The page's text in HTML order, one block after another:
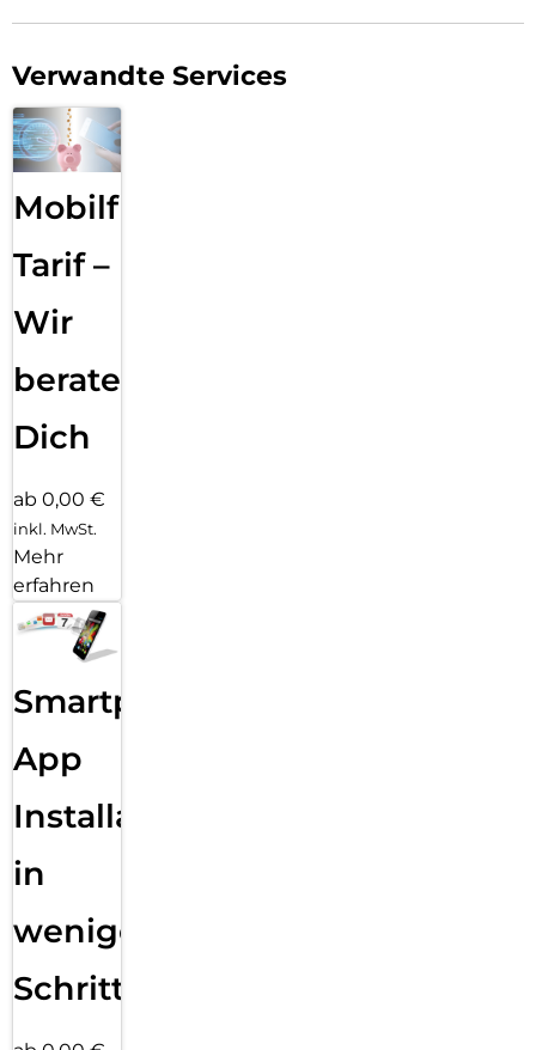
Verwandte Services
Mobilfunk
Tarif –
Wir
beraten
Dich
ab 0,00 €
inkl. MwSt.
Mehr
erfahren
Smartphone
App
Installation
in
wenigen
Schritten